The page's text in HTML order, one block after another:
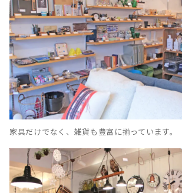
家具だけでなく、雑貨も豊富に揃っています。